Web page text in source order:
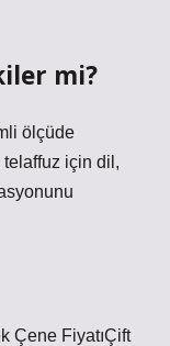
mi?
ölçüde
için dil,
Çene FiyatıÇift